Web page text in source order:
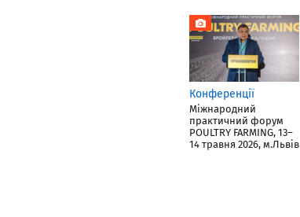
Конференції
Міжнародний
практичний форум
POULTRY FARMING, 13–
14 травня 2026, м.Львів